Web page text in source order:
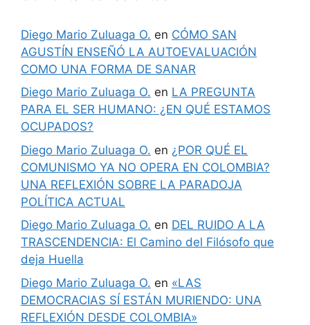
Diego Mario Zuluaga O. en CÓMO SAN
AGUSTÍN ENSEÑÓ LA AUTOEVALUACIÓN
COMO UNA FORMA DE SANAR
Diego Mario Zuluaga O. en LA PREGUNTA
PARA EL SER HUMANO: ¿EN QUÉ ESTAMOS
OCUPADOS?
Diego Mario Zuluaga O. en ¿POR QUÉ EL
COMUNISMO YA NO OPERA EN COLOMBIA?
UNA REFLEXIÓN SOBRE LA PARADOJA
POLÍTICA ACTUAL
Diego Mario Zuluaga O. en DEL RUIDO A LA
TRASCENDENCIA: El Camino del Filósofo que
deja Huella
Diego Mario Zuluaga O. en «LAS
DEMOCRACIAS SÍ ESTÁN MURIENDO: UNA
REFLEXIÓN DESDE COLOMBIA»